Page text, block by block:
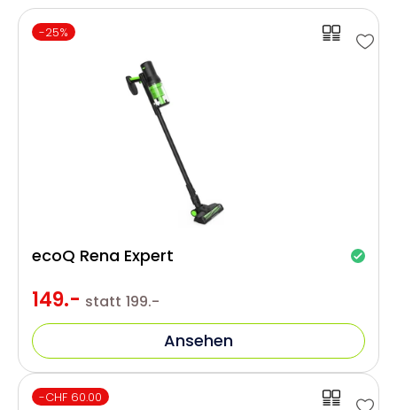
-25%
149.- statt 199.-
ecoQ Rena Expert
Ansehen
-CHF 60.00